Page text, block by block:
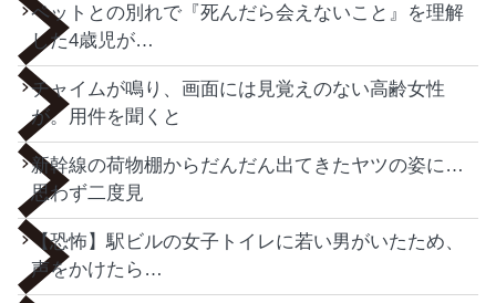
ペットとの別れで『死んだら会えないこと』を理解
した4歳児が…
チャイムが鳴り、画面には見覚えのない高齢女性
が。用件を聞くと
新幹線の荷物棚からだんだん出てきたヤツの姿に…
思わず二度見
【恐怖】駅ビルの女子トイレに若い男がいたため、
声をかけたら…